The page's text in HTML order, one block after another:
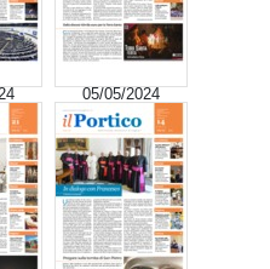
05/05/2024